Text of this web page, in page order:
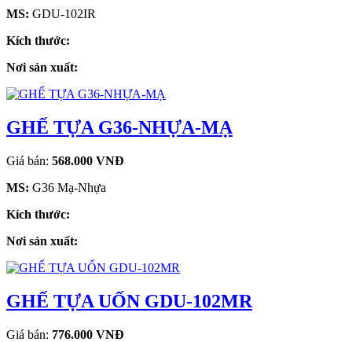
MS: GDU-102IR
Kích thước:
Nơi sản xuất:
GHẾ TỰA G36-NHỰA-MẠ
Giá bán: 568.000 VNĐ
MS: G36 Mạ-Nhựa
Kích thước:
Nơi sản xuất:
GHẾ TỰA UỐN GDU-102MR
Giá bán: 776.000 VNĐ